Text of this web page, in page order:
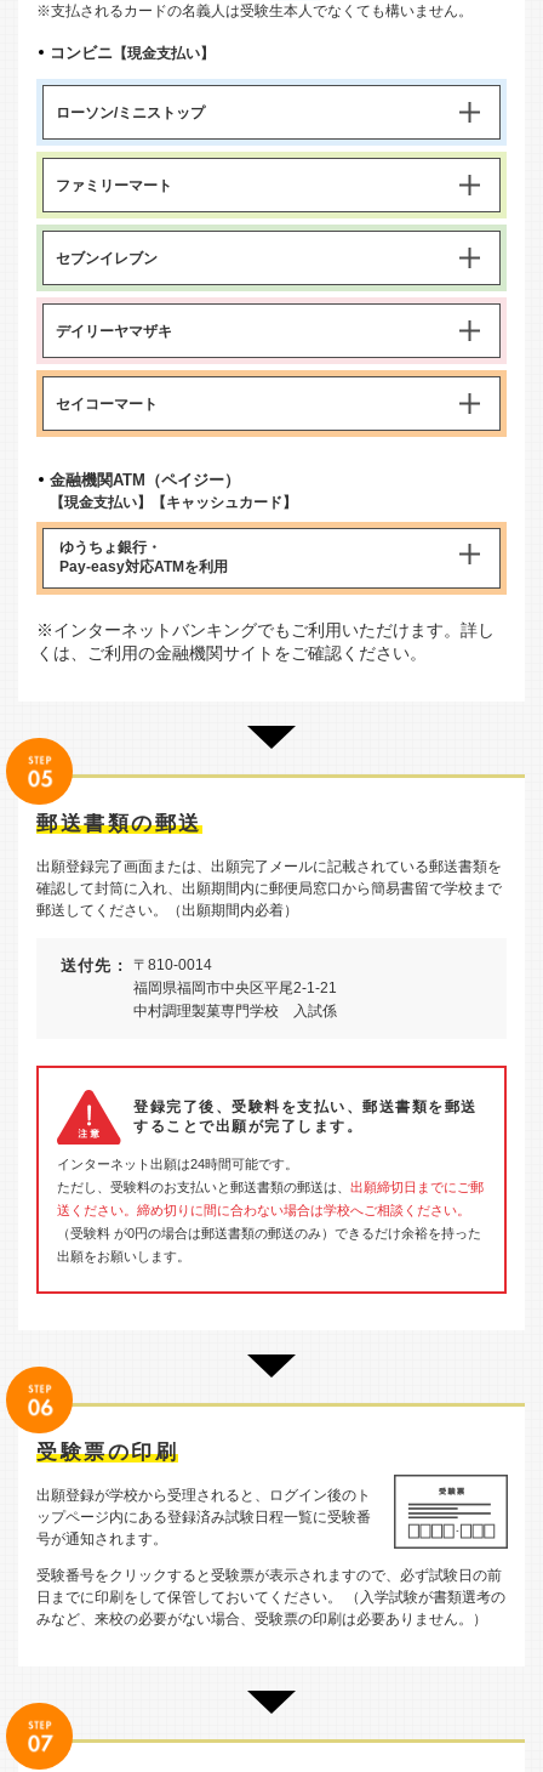
※支払されるカードの名義人は受験生本人でなくても構いません。
コンビニ 【現金支払い】
ローソン/ミニストップ
ファミリーマート
セブンイレブン
デイリーヤマザキ
セイコーマート
金融機関ATM（ペイジー）
【現金支払い】【キャッシュカード】
ゆうちょ銀行・
Pay-easy対応ATMを利用
※インターネットバンキングでもご利用いただけます。詳し
くは、ご利用の金融機関サイトをご確認ください。
郵送書類の郵送
出願登録完了画面または、出願完了メールに記載されている郵送書類を
確認して封筒に入れ、出願期間内に郵便局窓口から簡易書留で学校まで
郵送してください。（出願期間内必着）
送付先 :
〒810-0014
福岡県福岡市中央区平尾2-1-21
中村調理製菓専門学校 入試係
登録完了後、受験料を支払い、郵送書類を郵送
することで出願が完了します。
インターネット出願は24時間可能です。
ただし、受験料のお支払いと郵送書類の郵送は、 出願締切日までにご郵
送ください。締め切りに間に合わない場合は学校へご相談ください。
（受験料 が0円の場合は郵送書類の郵送のみ）できるだけ余裕を持った
出願をお願いします。
受験票の印刷
出願登録が学校から受理されると、ログイン後のト
ップページ内にある登録済み試験日程一覧に受験番
号が通知されます。
受験番号をクリックすると受験票が表示されますので、必ず試験日の前
日までに印刷をして保管しておいてください。 （入学試験が書類選考の
みなど、来校の必要がない場合、受験票の印刷は必要ありません。）